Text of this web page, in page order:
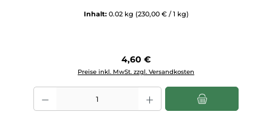
Inhalt: 0.02 kg (230,00 € / 1 kg)
Regulärer Preis:
4,60 €
Preise inkl. MwSt. zzgl. Versandkosten
Produkt Anzahl: Gib den gewünschten Wert ein oder benutze die